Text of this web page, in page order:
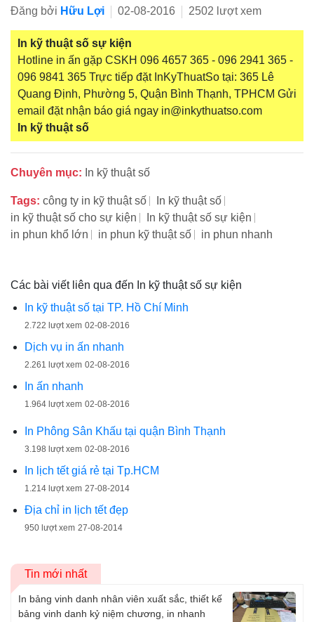
Đăng bởi Hữu Lợi 02-08-2016 2502 lượt xem
In kỹ thuật số sự kiện
Hotline in ấn gặp CSKH 096 4657 365 - 096 2941 365 -
096 9841 365 Trực tiếp đặt InKyThuatSo tại: 365 Lê
Quang Định, Phường 5, Quận Bình Thạnh, TPHCM Gửi
email đặt nhận báo giá ngay in@inkythuatso.com
In kỹ thuật số
Chuyên mục: In kỹ thuật số
Tags: công ty in kỹ thuật số
In kỹ thuật số
in kỹ thuật số cho sự kiện
In kỹ thuật số sự kiện
in phun khổ lớn
in phun kỹ thuật số in phun nhanh
Các bài viết liên qua đến In kỹ thuật số sự kiện
In kỹ thuật số tại TP. Hồ Chí Minh
2.722 lượt xem 02-08-2016
Dịch vụ in ấn nhanh
2.261 lượt xem 02-08-2016
In ấn nhanh
1.964 lượt xem 02-08-2016
In Phông Sân Khấu tại quận Bình Thạnh
3.198 lượt xem 02-08-2016
In lịch tết giá rẻ tại Tp.HCM
1.214 lượt xem 27-08-2014
Địa chỉ in lịch tết đẹp
950 lượt xem 27-08-2014
Tin mới nhất
In bảng vinh danh nhân viên xuất sắc, thiết kế
bảng vinh danh kỷ niệm chương, in nhanh